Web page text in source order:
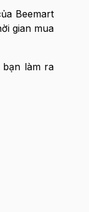
Beemart
gian mua
bạn làm ra